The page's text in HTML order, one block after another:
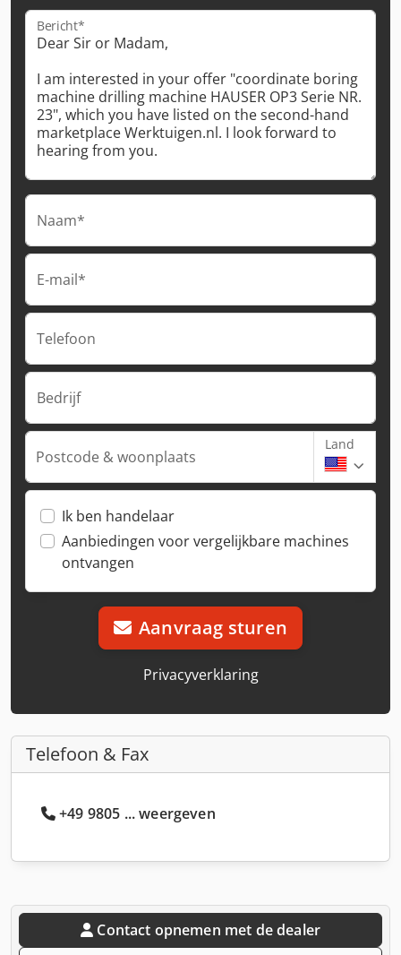
Bericht*
Naam*
E-mail*
Telefoon
Bedrijf
Postcode & woonplaats
Land
Ik ben handelaar
Aanbiedingen voor vergelijkbare machines
ontvangen
Aanvraag sturen
Privacyverklaring
Telefoon & Fax
+49 9805 ... weergeven
Contact opnemen met de dealer